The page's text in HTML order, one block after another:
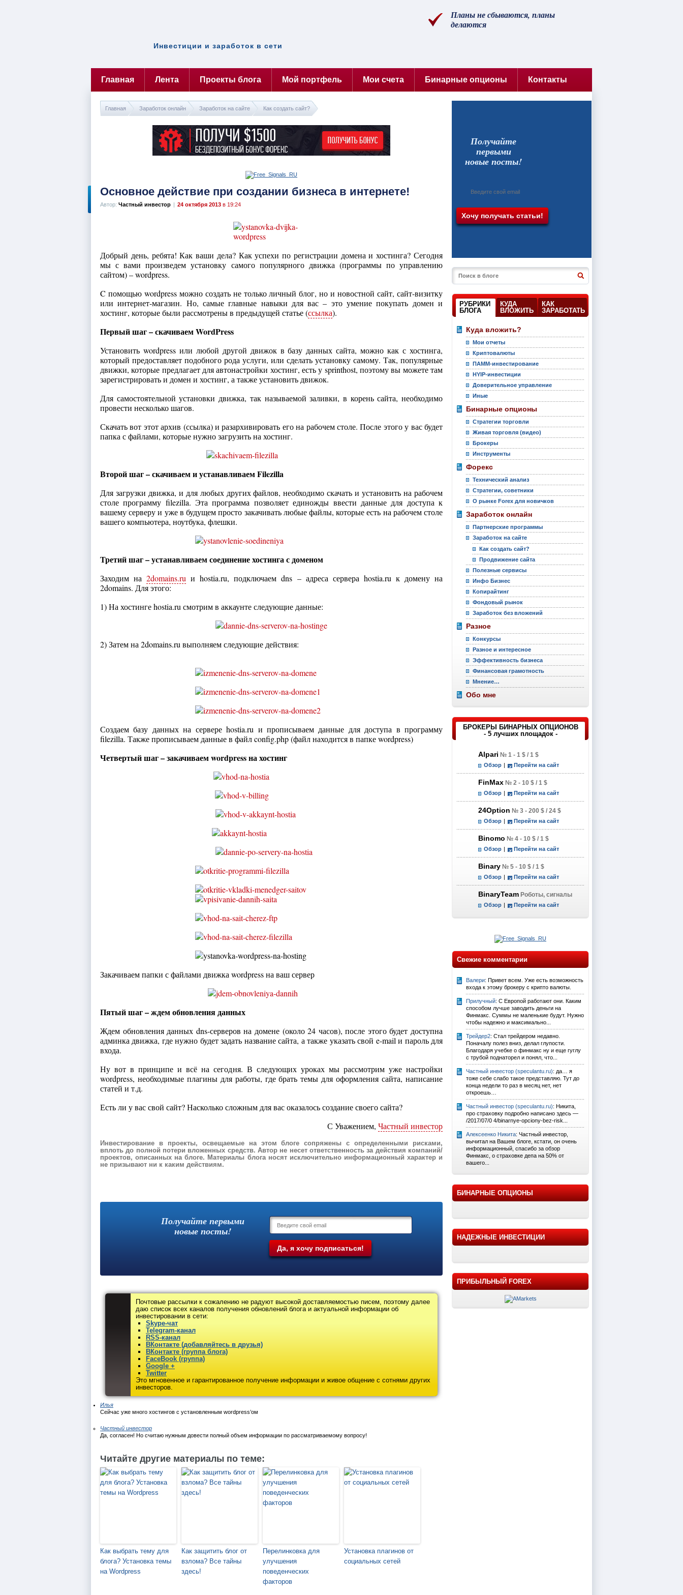
Инвестиции и заработок в сети
Планы не сбываются, планы
делаются
Главная Лента Проекты блога Мой портфель Мои счета Бинарные опционы Контакты
Главная Заработок онлайн Заработок на сайте Как создать сайт?
Основное действие при создании бизнеса в интернете!
Автор: Частный инвестор | 24 октября 2013 в 19:24
Добрый день, ребята! Как ваши дела? Как успехи по регистрации домена и хостинга? Сегодня
мы с вами произведем установку самого популярного движка (программы по управлению
сайтом) – wordpress.
C помощью wordpress можно создать не только личный блог, но и новостной сайт, сайт-визитку
или интернет-магазин. Но, самые главные навыки для вас – это умение покупать домен и
хостинг, которые были рассмотрены в предыдущей статье (ссылка).
Первый шаг – скачиваемWordPress
Установить wordpress или любой другой движок в базу данных сайта, можно как с хостинга,
который предоставляет подобного рода услуги, или сделать установку самому. Так, популярные
движки, которые предлагает для автонастройки хостинг, есть у sprinthost, поэтому вы можете там
зарегистрировать и домен и хостинг, а также установить движок.
Для самостоятельной установки движка, так называемой заливки, в корень сайта, необходимо
провести несколько шагов.
Скачать вот этот архив (ссылка) и разархивировать его на рабочем столе. После этого у вас будет
папка с файлами, которые нужно загрузить на хостинг.
Второй шаг – скачиваем и устанавливаемFilezilla
Для загрузки движка, и для любых других файлов, необходимо скачать и установить на рабочем
столе программу filezilla. Эта программа позволяет единожды ввести данные для доступа к
вашему серверу и уже в будущем просто закачивать любые файлы, которые есть на рабочем столе
вашего компьютера, ноутбука, флешки.
Третий шаг – устанавливаем соединение хостинга с доменом
Заходим на2domains.ru и hostia.ru, подключаем dns – адреса сервера hostia.ru к домену на
2domains. Для этого:
1) На хостинге hostia.ru смотрим в аккаунте следующие данные:
2) Затем на 2domains.ru выполняем следующие действия:
Создаем базу данных на сервере hostia.ru и прописываем данные для доступа в программу
filezilla. Также прописываем данные в файл config.php (файл находится в папке wordpress)
Четвертый шаг – закачиваемwordpressна хостинг
Закачиваем папки с файлами движка wordpress на ваш сервер
Пятый шаг – ждем обновления данных
Ждем обновления данных dns-серверов на домене (около 24 часов), после этого будет доступна
админка движка, где нужно будет задать название сайта, а также указать свой e-mail и пароль для
входа.
Ну вот в принципе и всё на сегодня. В следующих уроках мы рассмотрим уже настройки
wordpress, необходимые плагины для работы, где брать темы для оформления сайта, написание
статей и т.д.
Есть ли у вас свой сайт? Насколько сложным для вас оказалось создание своего сайта?
С Уважением, Частный инвестор
Инвестирование в проекты, освещаемые на этом блоге сопряжены с определенными рисками,
вплоть до полной потери вложенных средств. Автор не несет ответственность за действия компаний/
проектов, описанных на блоге. Материалы блога носят исключительно информационный характер и
не призывают ни к каким действиям.
Получайте первыми
новые посты!
Почтовые рассылки к сожалению не радуют высокой доставляемостью писем, поэтому далее
даю список всех каналов получения обновлений блога и актуальной информации об
инвестировании в сети:
Skype-чат
Telegram-канал
RSS-канал
ВКонтакте (добавляйтесь в друзья)
ВКонтакте (группа блога)
FaceBook (группа)
Google +
Twitter
Это мгновенное и гарантированное получение информации и живое общение с сотнями других
инвесторов.
Илья
Сейчас уже много хостингов с установленным wordpress’ом
Частный инвестор
Да, согласен! Но считаю нужным довести полный объем информации по рассматриваемому вопросу!
Читайте другие материалы по теме:
Как выбрать тему для
блога? Установка темы
на Wordpress
Как защитить блог от
взлома? Все тайны
здесь!
Перелинковка для
улучшения
поведенческих
факторов
Установка плагинов от
социальных сетей
Получайте
первыми
новые посты!
РУБРИКИ
БЛОГА
КУДА
ВЛОЖИТЬ
КАК
ЗАРАБОТАТЬ
Куда вложить?
Мои отчеты
Криптовалюты
ПАММ-инвестирование
HYIP-инвестиции
Доверительное управление
Иные
Бинарные опционы
Стратегии торговли
Живая торговля (видео)
Брокеры
Инструменты
Форекс
Технический анализ
Стратегии, советники
О рынке Forex для новичков
Заработок онлайн
Партнерские программы
Заработок на сайте
Как создать сайт?
Продвижение сайта
Полезные сервисы
Инфо Бизнес
Копирайтинг
Фондовый рынок
Заработок без вложений
Разное
Конкурсы
Разное и интересное
Эффективность бизнеса
Финансовая грамотность
Мнение…
Обо мне
БРОКЕРЫ БИНАРНЫХ ОПЦИОНОВ
- 5 лучших площадок -
Alpari № 1 - 1 $ / 1 $
Обзор | Перейти на сайт
FinMax № 2 - 10 $ / 1 $
Обзор | Перейти на сайт
24Option № 3 - 200 $ / 24 $
Обзор | Перейти на сайт
Binomo № 4 - 10 $ / 1 $
Обзор | Перейти на сайт
Binary № 5 - 10 $ / 1 $
Обзор | Перейти на сайт
BinaryTeam Роботы, сигналы
Обзор | Перейти на сайт
Свежие комментарии
Валери: Привет всем. Уже есть возможность
входа к этому брокеру с крипто валюты.
Прилучный: С Европой работают они. Каким
способом лучше заводить деньги на
Финмакс. Суммы не маленькие будут. Нужно
чтобы надежно и максимально...
Трейдер2: Стал трейдером недавно.
Поначалу полез вниз, делал глупости.
Благодаря учебке о финмакс ну и еще гуглу
с трубой поднаторел и понял, что...
Частный инвестор (speculantu.ru): да… я
тоже себе слабо такое представляю. Тут до
конца недели то раз в месяц нет, нет
откроешь…
Частный инвестор (speculantu.ru): Никита,
про страховку подробно написано здесь —
/2017/07/0 4/binarnye-opciony-bez-risk...
Алексеенко Никита: Частный инвестор,
вычитал на Вашем блоге, кстати, он очень
информационный, спасибо за обзор
Финмакс, о страховке депа на 50% от
вашего...
БИНАРНЫЕ ОПЦИОНЫ
НАДЕЖНЫЕ ИНВЕСТИЦИИ
ПРИБЫЛЬНЫЙ FOREX